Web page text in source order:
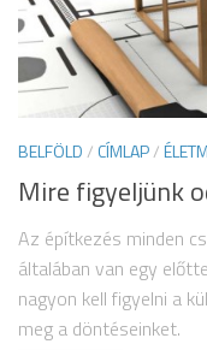
BELFÖLD/ CÍMLAP/
Mire figyeljünk
Az építkezés minden
általában van egy
nagyon kell figyelni a
meg a döntéseinket.